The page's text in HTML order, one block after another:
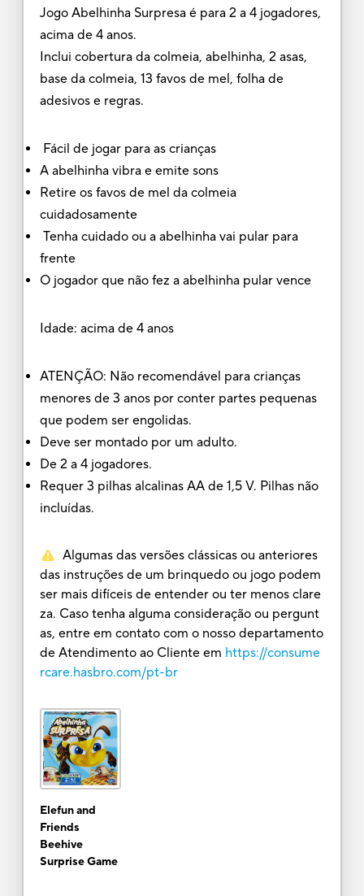
Jogo Abelhinha Surpresa é para 2 a 4 jogadores,
acima de 4 anos.
Inclui cobertura da colmeia, abelhinha, 2 asas,
base da colmeia, 13 favos de mel, folha de
adesivos e regras.
Fácil de jogar para as crianças
A abelhinha vibra e emite sons
Retire os favos de mel da colmeia
cuidadosamente
Tenha cuidado ou a abelhinha vai pular para
frente
O jogador que não fez a abelhinha pular vence
Idade: acima de 4 anos
ATENÇÃO: Não recomendável para crianças
menores de 3 anos por conter partes pequenas
que podem ser engolidas.
Deve ser montado por um adulto.
De 2 a 4 jogadores.
Requer 3 pilhas alcalinas AA de 1,5 V. Pilhas não
incluídas.
Algumas das versões clássicas ou anteriores
das instruções de um brinquedo ou jogo podem
ser mais difíceis de entender ou ter menos clare
za. Caso tenha alguma consideração ou pergunt
as, entre em contato com o nosso departamento
de Atendimento ao Cliente em https://consume
rcare.hasbro.com/pt-br
Elefun and
Friends
Beehive
Surprise Game